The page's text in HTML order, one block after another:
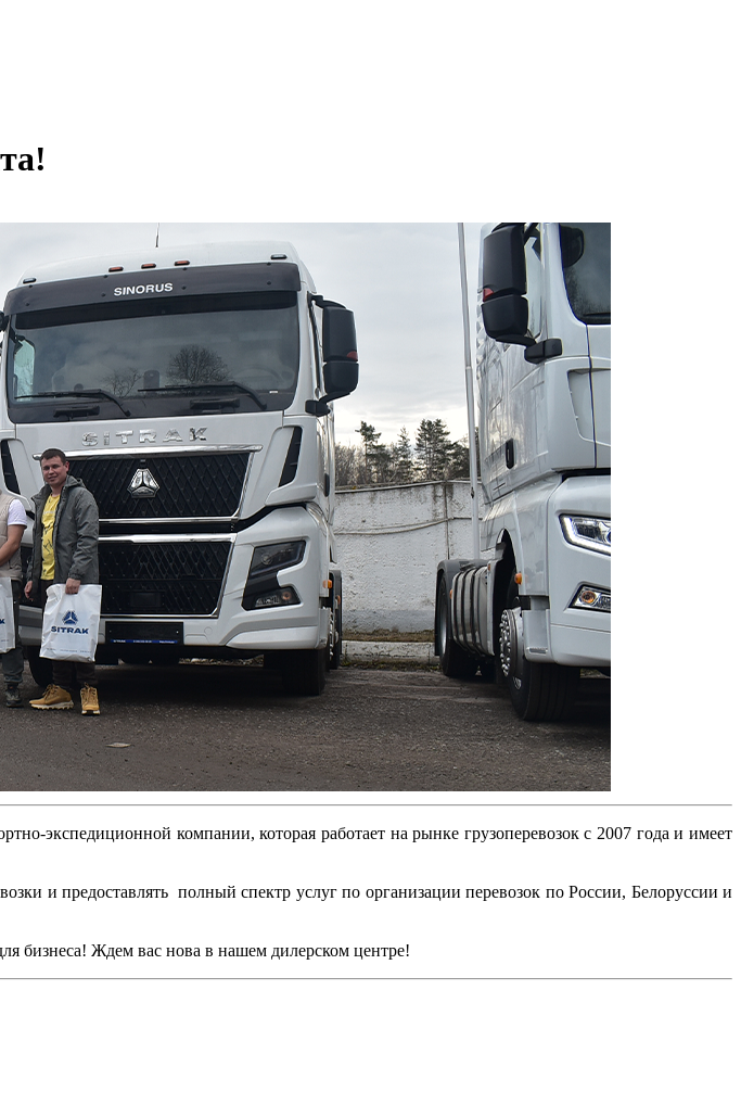
экспедиционной компании, которая работает на рынке грузоперевозок с 2007 года и имеет
и предоставлять полный спектр услуг по организации перевозок по России, Белоруссии и
бизнеса! Ждем вас нова в нашем дилерском центре!